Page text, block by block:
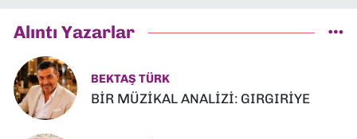
Alıntı Yazarlar
BEKTAŞ TÜRK
BİR MÜZİKAL ANALİZİ: GIRGIRİYE